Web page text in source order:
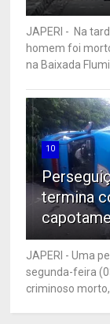
JAPERI - Na
homem foi
na Baixada
10
termina
JAPERI - Uma
segunda-feira
criminoso morto,